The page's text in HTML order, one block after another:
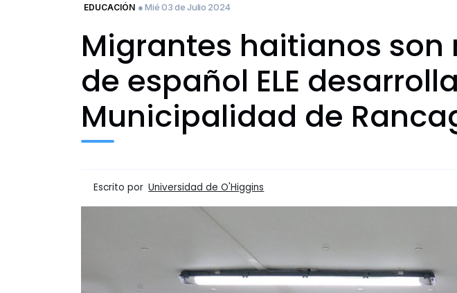
EDUCACIÓN ● Mié 03 de Julio 2024
Migrantes haitianos
de español ELE
Municipalidad de
Escrito por Universidad de O'Higgins